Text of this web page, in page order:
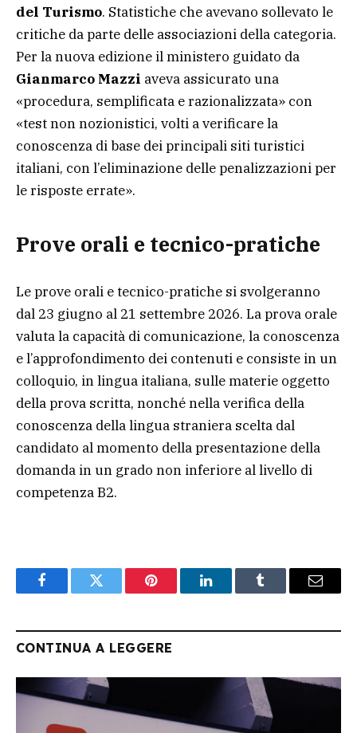
del Turismo. Statistiche che avevano sollevato le
critiche da parte delle associazioni della categoria.
Per la nuova edizione il ministero guidato da
Gianmarco Mazzi aveva assicurato una
«procedura, semplificata e razionalizzata» con
«test non nozionistici, volti a verificare la
conoscenza di base dei principali siti turistici
italiani, con l’eliminazione delle penalizzazioni per
le risposte errate».
Prove orali e tecnico-pratiche
Le prove orali e tecnico-pratiche si svolgeranno
dal 23 giugno al 21 settembre 2026. La prova orale
valuta la capacità di comunicazione, la conoscenza
e l’approfondimento dei contenuti e consiste in un
colloquio, in lingua italiana, sulle materie oggetto
della prova scritta, nonché nella verifica della
conoscenza della lingua straniera scelta dal
candidato al momento della presentazione della
domanda in un grado non inferiore al livello di
competenza B2.
FacebookTwitter Pinterest LinkedInTumblr Email
CONTINUA A LEGGERE